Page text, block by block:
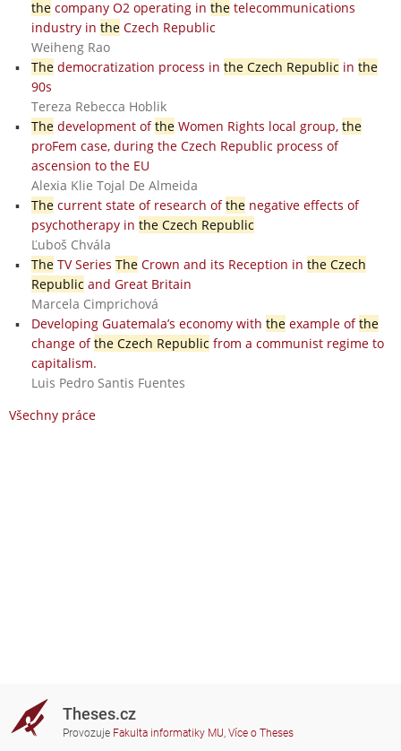
thecompany O2 operating in thetelecommunications
industry in theCzech Republic
Weiheng Rao
Thedemocratization process in the Czech Republic in the
90s
Tereza Rebecca Hoblik
Thedevelopment oftheWomen Rights local group, the
proFem case, during the Czech Republic process of
ascension to the EU
Alexia Klie Tojal De Almeida
Thecurrent state of research ofthenegative effects of
psychotherapy in the Czech Republic
Ľuboš Chvála
TheTV Series TheCrown and its Reception in the Czech
Republic and Great Britain
Marcela Cimprichová
Developing Guatemala’s economy with theexample ofthe
change ofthe Czech Republic from a communist regime to
capitalism.
Luis Pedro Santis Fuentes
Všechny práce
Theses.cz
Provozuje Fakulta informatiky MU, Více o Theses